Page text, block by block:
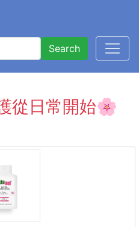
Search
從日常開始🌸